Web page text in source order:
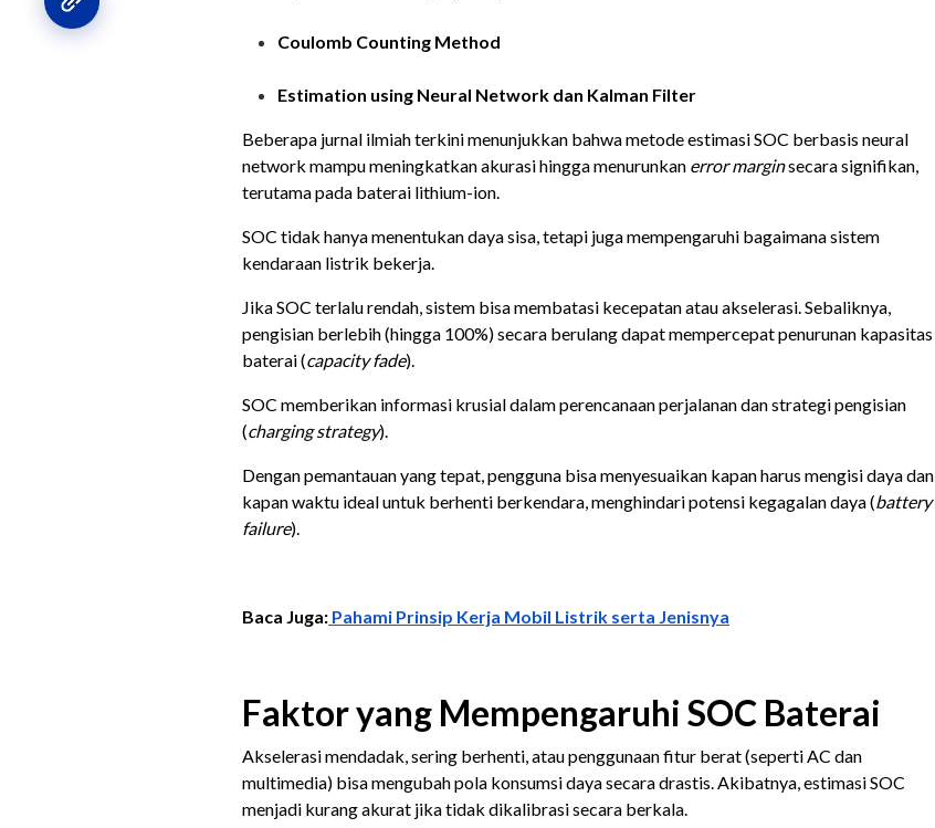
Coulomb Counting Method
Estimation using Neural Network dan Kalman Filter
Beberapa jurnal ilmiah terkini menunjukkan bahwa metode estimasi SOC berbasis neural
network mampu meningkatkan akurasi hingga menurunkan error marginsecara signifikan,
terutama pada baterai lithium-ion.
SOC tidak hanya menentukan daya sisa, tetapi juga mempengaruhi bagaimana sistem
kendaraan listrik bekerja.
Jika SOC terlalu rendah, sistem bisa membatasi kecepatan atau akselerasi. Sebaliknya,
pengisian berlebih (hingga 100%) secara berulang dapat mempercepat penurunan kapasitas
baterai (capacity fade).
SOC memberikan informasi krusial dalam perencanaan perjalanan dan strategi pengisian
(charging strategy).
Dengan pemantauan yang tepat, pengguna bisa menyesuaikan kapan harus mengisi daya dan
kapan waktu ideal untuk berhenti berkendara, menghindari potensi kegagalan daya (battery
failure).
Baca Juga: Pahami Prinsip Kerja Mobil Listrik serta Jenisnya
Faktor yang Mempengaruhi SOC Baterai
Akselerasi mendadak, sering berhenti, atau penggunaan fitur berat (seperti AC dan
multimedia) bisa mengubah pola konsumsi daya secara drastis. Akibatnya, estimasi SOC
menjadi kurang akurat jika tidak dikalibrasi secara berkala.